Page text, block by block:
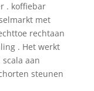
. koffiebar
met
rechtaan
. Het werkt
aan
steunen